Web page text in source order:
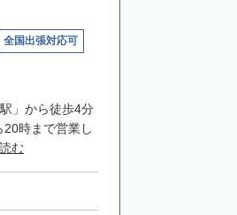
全国出張対応可
」から徒歩4分
時まで営業し
む